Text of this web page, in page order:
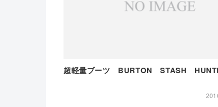
超軽量ブーツ BURTON STASH